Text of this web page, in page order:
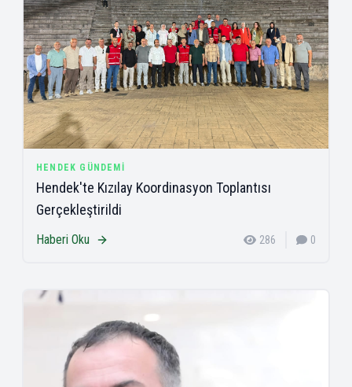
HENDEK GÜNDEMI
Hendek'te Kızılay Koordinasyon Toplantısı
Gerçekleştirildi
Haberi Oku 286 0